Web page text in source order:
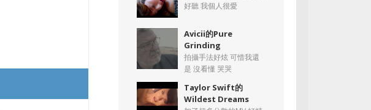
好聽 我個人很愛
Avicii的Pure
Grinding
拍攝手法好炫 可惜我還
是 沒看懂 哭哭
Taylor Swift的
Wildest Dreams